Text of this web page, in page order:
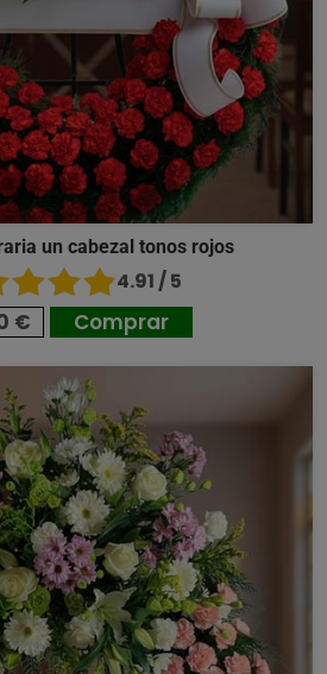
un cabezal tonos rojos
4.91 / 5
€ Comprar